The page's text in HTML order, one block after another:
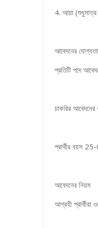
4. আয়া (শুধুমাত্র
আবেদনের যোগ্যতা
প্রতিটি পদে
চাকরির
প্রার্থীর বয়স
আবেদনের নিয়ম
আগ্রহী প্রার্থীরা